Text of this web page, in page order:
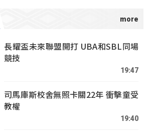
長耀盃未來聯盟開打 UBA和SBL同場
競技
19:47
司馬庫斯校舍無照卡關22年 衝擊童受
教權
19:40